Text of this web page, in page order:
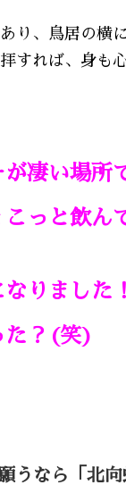
り、鳥居の横
すれば、身も
凄い場所
っと飲ん
りました！
た？(笑)
うなら「北